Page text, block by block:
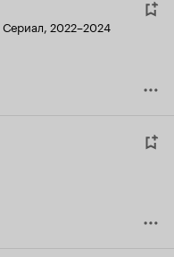
Сериал, 2022–2024